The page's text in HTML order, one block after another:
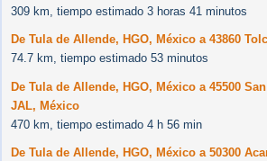
309 km, tiempo estimado 3 horas 41 minutos
De Tula de Allende, HGO, México a 43860
74.7 km, tiempo estimado 53 minutos
De Tula de Allende, HGO, México a 45500
JAL, México
470 km, tiempo estimado 4 h 56 min
De Tula de Allende, HGO, México a 50300